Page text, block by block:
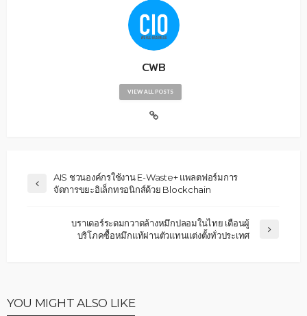
CWB
VIEW ALL POSTS
AIS ชวนองค์กรใช้งาน E-Waste+ แพลตฟอร์มการ
จัดการขยะอิเล็กทรอนิกส์ด้วย Blockchain
บราเดอร์ระดมกวาดล้างหมึกปลอมในไทย เตือนผู้
บริโภคซื้อหมึกแท้ผ่านตัวแทนแต่งตั้งทั่วประเทศ
YOU MIGHT ALSO LIKE